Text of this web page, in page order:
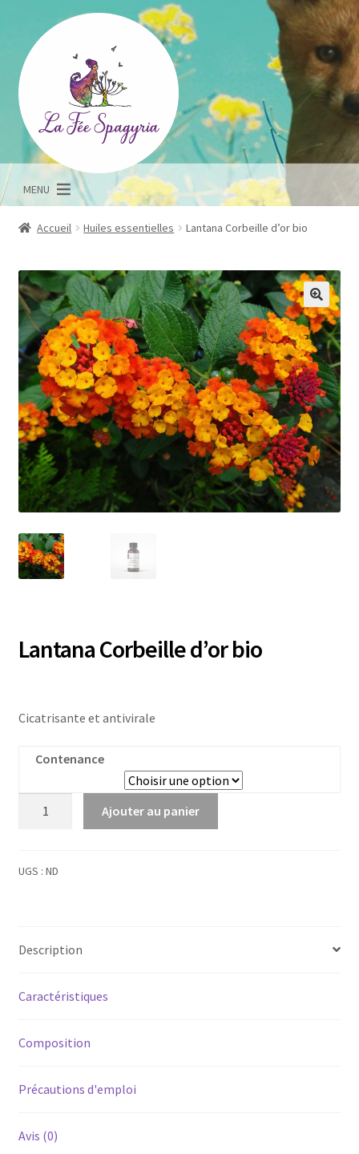
la
navigation
contenu
MENU
Accueil Huiles essentielles Lantana Corbeille d’or bio
Lantana Corbeille d’or bio
Cicatrisante et antivirale
Contenance
Ajouter au panier
UGS : ND
Description
Caractéristiques
Composition
Précautions d'emploi
Avis (0)